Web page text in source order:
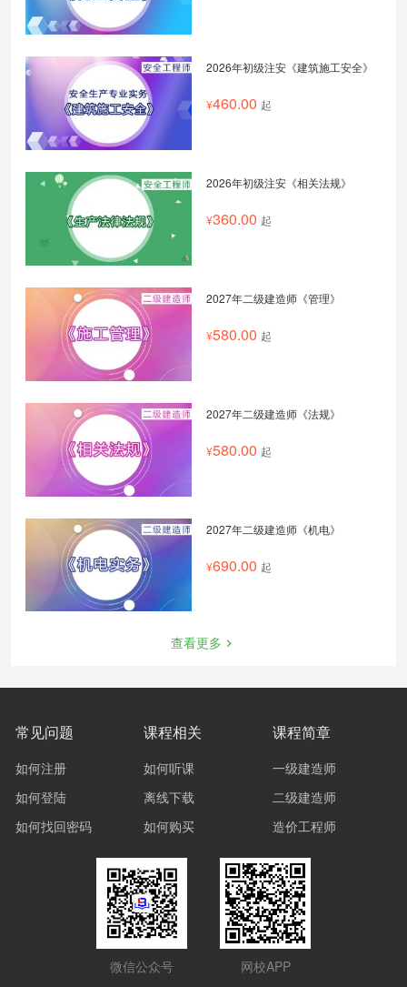
2026年初级注安《建筑施工安全》
460.00 起
2026年初级注安《相关法规》
360.00 起
2027年二级建造师《管理》
580.00 起
2027年二级建造师《法规》
580.00 起
2027年二级建造师《机电》
690.00 起
查看更多
常见问题
如何注册
如何登陆
如何找回密码
课程相关
如何听课
离线下载
如何购买
课程简章
一级建造师
二级建造师
造价工程师
微信公众号 网校APP